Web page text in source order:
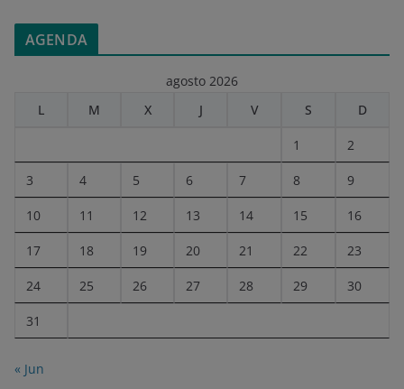
AGENDA
agosto 2026
L
M X J V S D
1 2
3 4 5 6 7 8 9
10 11 12 13 14 15 16
17 18 19 20 21 22 23
24 25 26 27 28 29 30
31
« Jun